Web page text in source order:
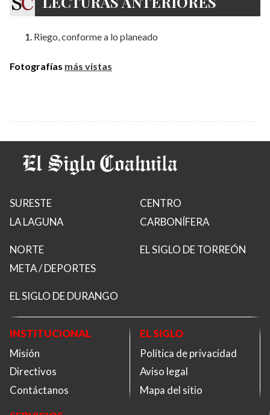
Riego, conforme a lo planeado
Fotografías más vistas
SURESTE
LA LAGUNA
CENTRO
CARBONÍFERA
NORTE
META / DEPORTES
EL SIGLO DE TORREÓN
EL SIGLO DE DURANGO
INSTITUCIONAL
Misión
Directivos
Contáctanos
EL SIGLO
Política de privacidad
Aviso legal
Mapa del sitio